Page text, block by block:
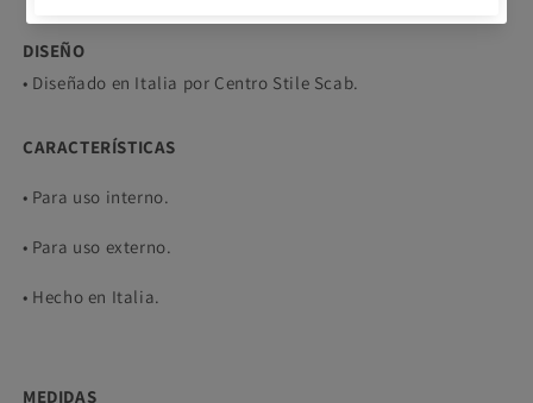
DISEÑO
• Diseñado en Italia por Centro Stile Scab.
CARACTERÍSTICAS
• Para uso interno.
• Para uso externo.
• Hecho en Italia.
MEDIDAS